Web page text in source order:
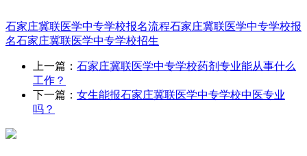
石家庄冀联医学中专学校报名流程石家庄冀联医学中专学校报
名石家庄冀联医学中专学校招生
上一篇： 石家庄冀联医学中专学校药剂专业能从事什么
工作？
下一篇： 女生能报石家庄冀联医学中专学校中医专业
吗？